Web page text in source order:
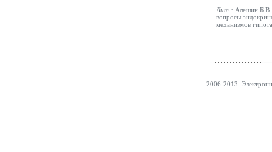
Лит.: Алешин
вопросы
механизмов
2006-2013.